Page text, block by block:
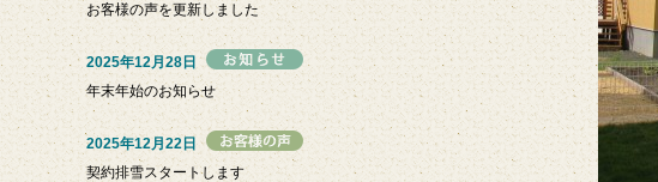
お客様の声を更新しました
2025年12月28日
年末年始のお知らせ
2025年12月22日
契約排雪スタートします